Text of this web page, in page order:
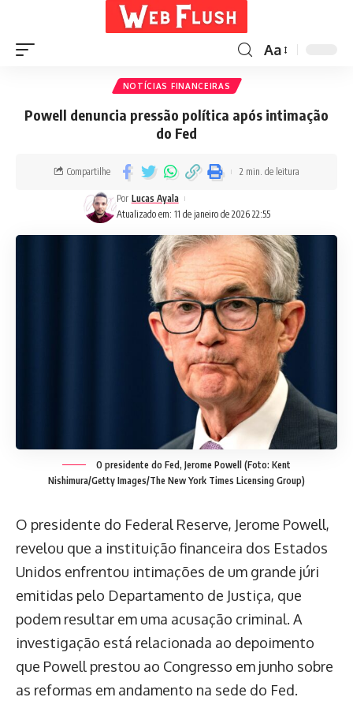
Aa
NOTÍCIAS FINANCEIRAS
Powell denuncia pressão política após intimação
do Fed
Atualizado em: 11 de janeiro de 2026 22:55
Por Lucas Ayala
Compartilhe 2 min. de leitura
O presidente do Fed, Jerome Powell (Foto: Kent
Nishimura/Getty Images/The New York Times Licensing Group)
O presidente do Federal Reserve, Jerome Powell,
revelou que a instituição financeira dos Estados
Unidos enfrentou intimações de um grande júri
emitidas pelo Departamento de Justiça, que
podem resultar em uma acusação criminal. A
investigação está relacionada ao depoimento
que Powell prestou ao Congresso em junho sobre
as reformas em andamento na sede do Fed.